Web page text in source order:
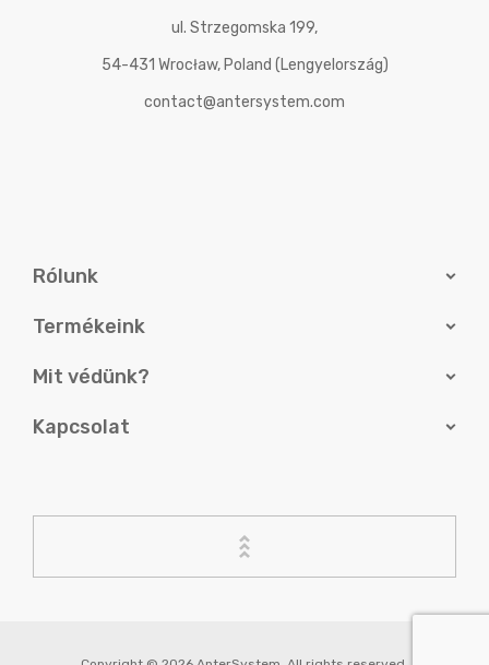
ul. Strzegomska 199,
54-431 Wrocław, Poland (Lengyelország)
contact@antersystem.com
Rólunk
Termékeink
Mit védünk?
Kapcsolat